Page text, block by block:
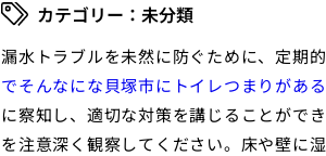
未分類
漏水トラブルを未然に防ぐために、定期
でそんなにな貝塚市にトイレつまりがあ
に察知し、適切な対策を講じることがで
を注意深く観察してください。床や壁に